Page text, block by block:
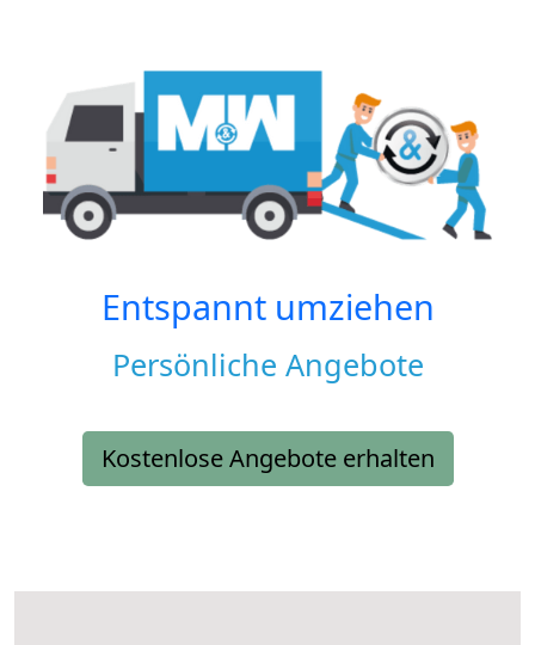
Entspannt umziehen
Persönliche Angebote
Kostenlose Angebote erhalten